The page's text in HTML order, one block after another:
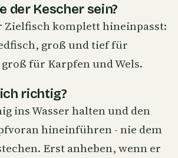
der Kescher sein?
Zielfisch komplett hineinpasst:
groß und tief für
für Karpfen und Wels.
richtig?
ins Wasser halten und den
hineinführen - nie dem
Erst anheben, wenn er